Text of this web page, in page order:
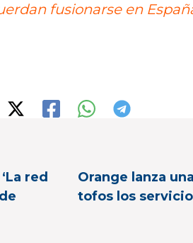
fusionarse en
red
Orange lanza
tofos los